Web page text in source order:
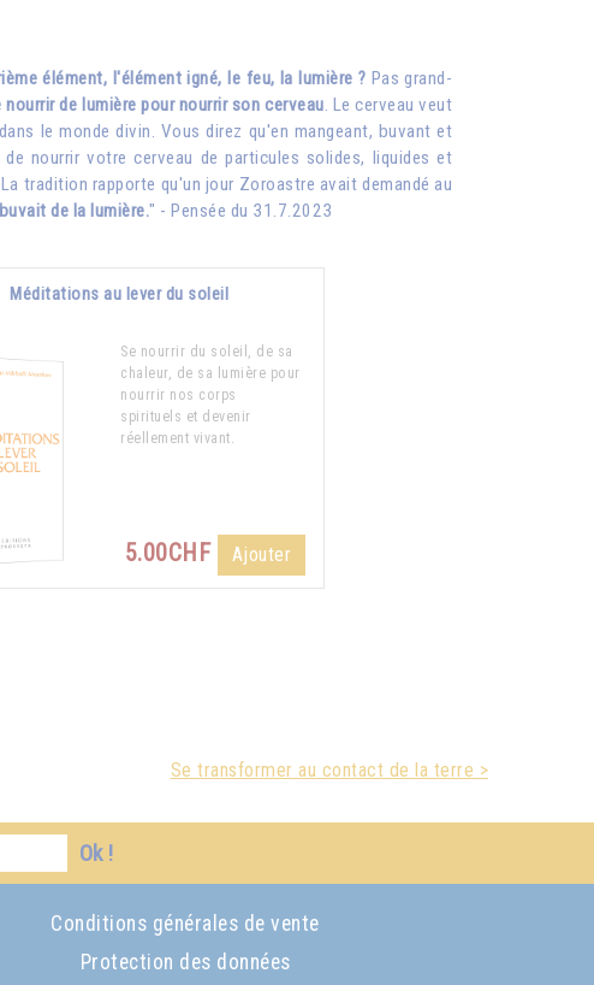
élément, l'élément igné, le feu, la lumière ? Pas grand-
de lumière pour nourrir son cerveau. Le cerveau veut
le monde divin. Vous direz qu'en mangeant, buvant et
nourrir votre cerveau de particules solides, liquides et
tradition rapporte qu'un jour Zoroastre avait demandé au
de la lumière." - Pensée du 31.7.2023
Méditations au lever du soleil
Se nourrir du soleil, de sa
chaleur, de sa lumière pour
nourrir nos corps
spirituels et devenir
réellement vivant.
5.00CHF Ajouter
Se transformer au contact de la terre >
Ok !
Conditions générales de vente
Protection des données